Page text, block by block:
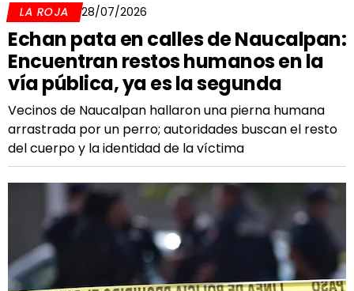
LA ROJA 28/07/2026
Echan pata en calles de Naucalpan:
Encuentran restos humanos en la
vía pública, ya es la segunda
Vecinos de Naucalpan hallaron una pierna humana
arrastrada por un perro; autoridades buscan el resto
del cuerpo y la identidad de la víctima